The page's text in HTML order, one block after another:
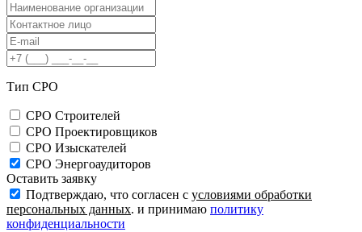
Тип СРО
СРО Строителей
СРО Проектировщиков
СРО Изыскателей
СРО Энергоаудиторов
Оставить заявку
Подтверждаю, что согласен с условиями обработки
персональных данных. и принимаю политику
конфиденциальности